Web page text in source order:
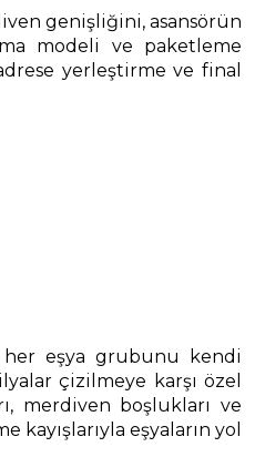
genişliğini, asansörün
modeli ve paketleme
yerleştirme ve final
eşya grubunu kendi
çizilmeye karşı özel
merdiven boşlukları ve
eşyaların yol